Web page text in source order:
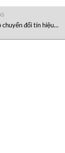
đổi tín hiệu